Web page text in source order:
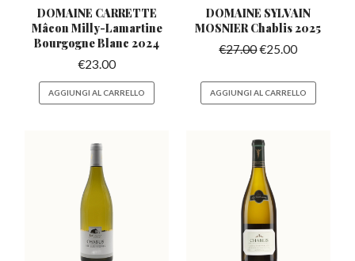
DOMAINE CARRETTE
Mâcon Milly-Lamartine
Bourgogne Blanc 2024
€23.00
AGGIUNGI AL CARRELLO
DOMAINE SYLVAIN
MOSNIER Chablis 2025
€27.00€25.00
AGGIUNGI AL CARRELLO